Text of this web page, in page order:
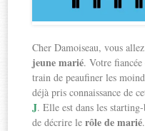
Cher Damoiseau, vous
jeune marié. Votre
train de peaufiner les
déjà pris connaissance de
J. Elle est dans les
de décrire lerôle de marié.